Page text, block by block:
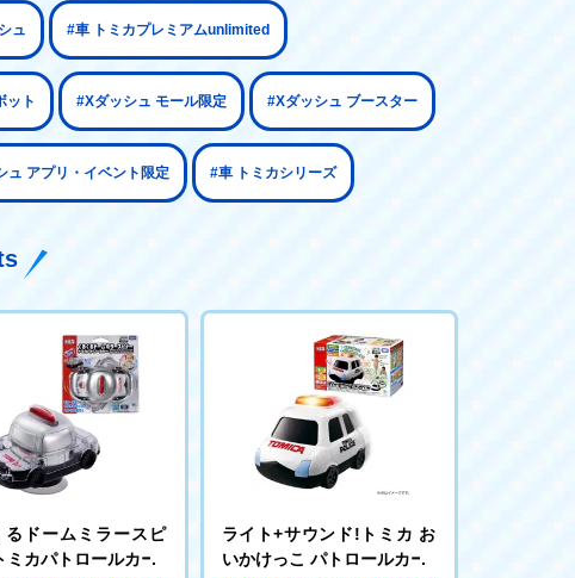
ュ #車 トミカプレミアムunlimited
ット #Xダッシュ モール限定 #Xダッシュ ブースター
ュ アプリ・イベント限定 #車 トミカシリーズ
るドームミラースピ
ミカパトロールカー
ライト+サウンド!トミカ お
いかけっこ パトロールカー